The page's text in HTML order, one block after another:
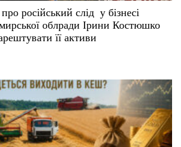
російський слід у бізнесі
облради Ірини Костюшко
її активи